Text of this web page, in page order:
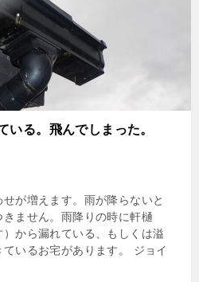
いる。飛んでしまった。
が増えます。雨が降らないと
ません。雨降りの時に軒樋
）から漏れている、もしくは溢
いるお宅があります。 ジョイ